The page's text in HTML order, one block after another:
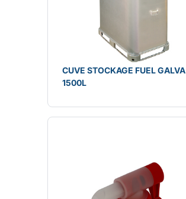
CUVE STOCKAGE FUEL GALVA
1500L